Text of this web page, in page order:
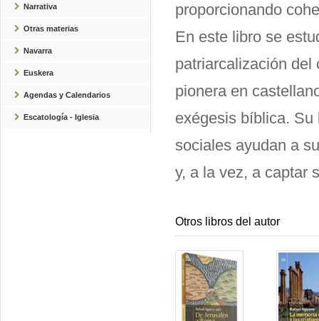
Narrativa
Otras materias
Navarra
Euskera
Agendas y Calendarios
Escatología - Iglesia
proporcionando
En este libro se
patriarcalización del
pionera en
exégesis bíblica. Su
sociales ayudan a
y, a la vez, a captar
Otros libros del autor